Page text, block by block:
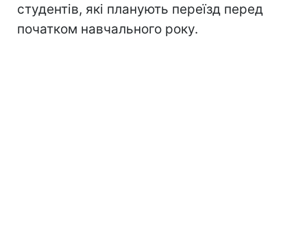
студентів, які планують переїзд перед
початком навчального року.